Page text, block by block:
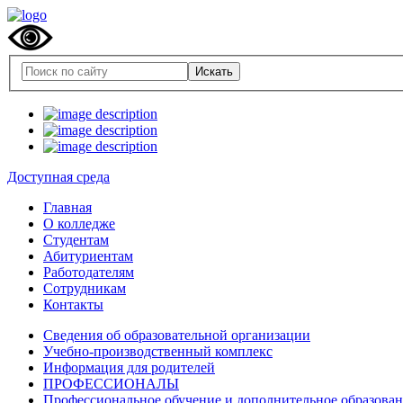
Доступная среда
Главная
О колледже
Студентам
Абитуриентам
Работодателям
Сотрудникам
Контакты
Сведения об образовательной организации
Учебно-производственный комплекс
Информация для родителей
ПРОФЕССИОНАЛЫ
Профессиональное обучение и дополнительное